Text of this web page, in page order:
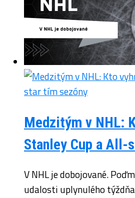
Medzitým v NHL:
Stanley Cup a All-
V NHL je dobojované.
udalosti uplynulého